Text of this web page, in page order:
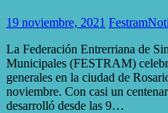
19 noviembre, 2021 Festram
La Federación Entrerriana de
Municipales (FESTRAM)
generales en la ciudad de
noviembre. Con casi un
desarrolló desde las 9…